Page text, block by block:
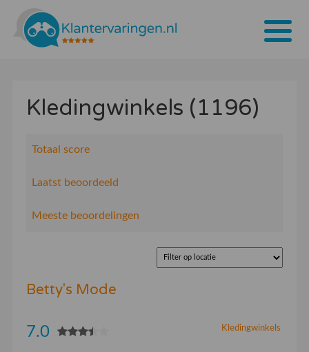
Tarieven
Inloggen
Kledingwinkels (1196)
Totaal score
Laatst beoordeeld
Meeste beoordelingen
Betty's Mode
Kledingwinkels
7.0